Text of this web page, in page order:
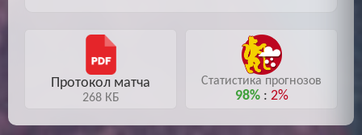
Протокол матча
268 КБ
Статистика прогнозов
98%: 2%